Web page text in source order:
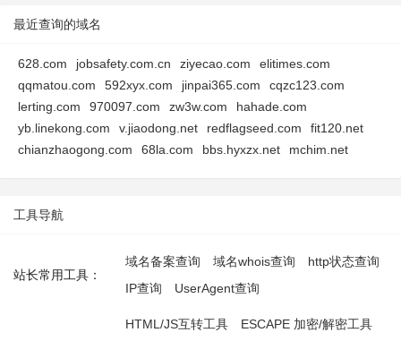
最近查询的域名
628.com jobsafety.com.cn ziyecao.com
elitimes.com
qqmatou.com
592xyx.com jinpai365.com
cqzc123.com
lerting.com
970097.com zw3w.com
hahade.com
yb.linekong.com
v.jiaodong.net redflagseed.com
fit120.net
chianzhaogong.com
68la.com bbs.hyxzx.net mchim.net
工具导航
站长常用工具：
域名备案查询 域名whois查询
http状态查询
IP查询
UserAgent查询
HTML/JS互转工具 ESCAPE 加密/解密工具